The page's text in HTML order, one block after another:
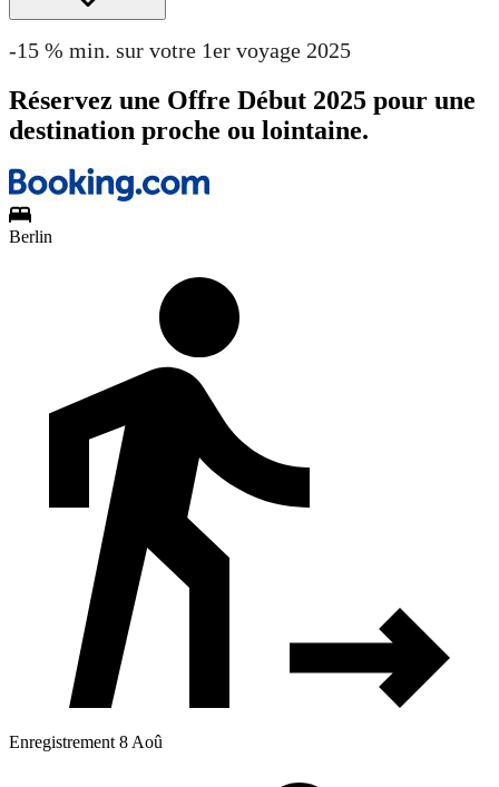
-15 % min. sur votre 1er voyage 2025
Réservez une Offre Début 2025 pour une
destination proche ou lointaine.
Berlin
Enregistrement 8 Aoû